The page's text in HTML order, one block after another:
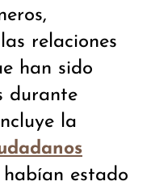
relaciones
han sido
durante
la
habían estado